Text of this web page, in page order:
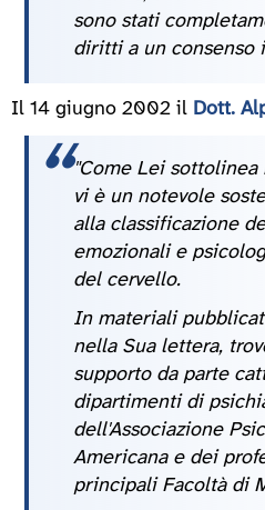
sono stati
diritti a un consenso
Il 14 giugno 2002 il Dott.
"Come Lei sottolinea
vi è un notevole
alla classificazione
emozionali e
del cervello.
In materiali
nella Sua lettera,
supporto da parte
dipartimenti di
dell'Associazione
Americana e dei
principali Facoltà di